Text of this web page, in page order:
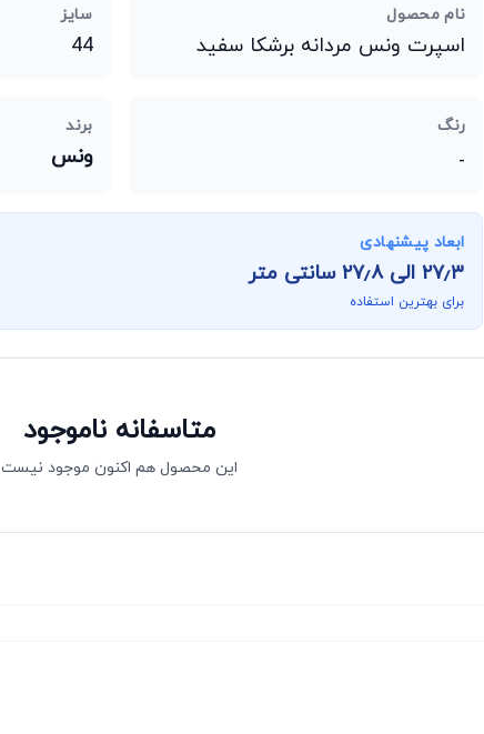
نام محصول
اسپرت ونس مردانه برشکا سفید
سایز
44
رنگ
-
برند
ونس
ابعاد پیشنهادی
۲۷٫۳الی۲۷٫۸سانتی متر
برای بهترین استفاده
متاسفانه ناموجود
این محصول هم اکنون موجود نیست